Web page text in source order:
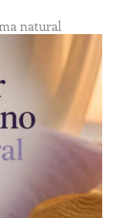
natural